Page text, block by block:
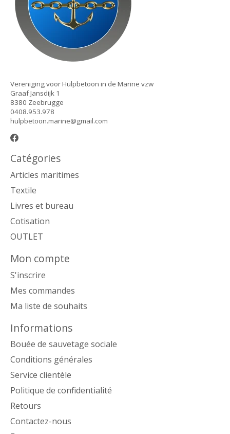
Vereniging voor Hulpbetoon in de Marine vzw
Graaf Jansdijk 1
8380 Zeebrugge
0408.953.978
hulpbetoon.marine@gmail.com
Catégories
Articles maritimes
Textile
Livres et bureau
Cotisation
OUTLET
Mon compte
S'inscrire
Mes commandes
Ma liste de souhaits
Informations
Bouée de sauvetage sociale
Conditions générales
Service clientèle
Politique de confidentialité
Retours
Contactez-nous